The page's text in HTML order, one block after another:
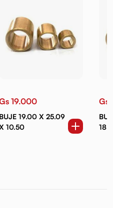
19.000
BUJE 19.00 X 25.09
10.50
Gs